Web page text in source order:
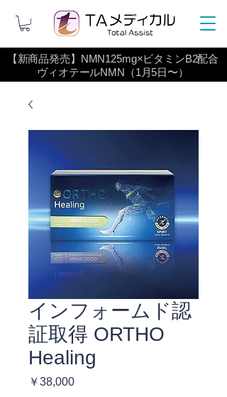
【新商品発売】NMN125mg×ビタミンB2配合
ヴィオテールNMN（1月5日〜）
インフォームド認
証取得 ORTHO
Healing
￥38,000価